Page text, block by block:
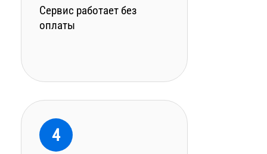
Сервис работает без
оплаты
4